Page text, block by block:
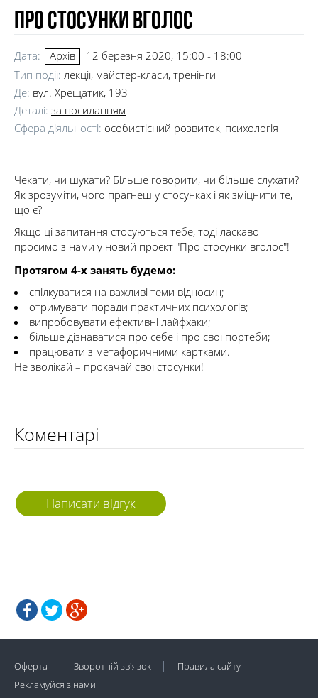
Про стосунки вголос
Дата: Архів
12 березня 2020, 15:00 - 18:00
Тип події: лекції, майстер-класи, тренінги
Де: вул. Хрещатик, 193
Деталі: за посиланням
Сфера діяльності: особистісний розвиток, психологія
Чекати, чи шукати? Більше говорити, чи більше слухати?
Як зрозуміти, чого прагнеш у стосунках і як зміцнити те,
що є?
Якщо ці запитання стосуються тебе, тоді ласкаво
просимо з нами у новий проєкт "Про стосунки вголос"!
Протягом 4-х занять будемо:
спілкуватися на важливі теми відносин;
отримувати поради практичних психологів;
випробовувати ефективні лайфхаки;
більше дізнаватися про себе і про свої портеби;
працювати з метафоричними картками.
Не зволікай – прокачай свої стосунки!
Коментарі
Написати відгук
Оферта Зворотній зв'язок
Правила сайту
Рекламуйся з нами